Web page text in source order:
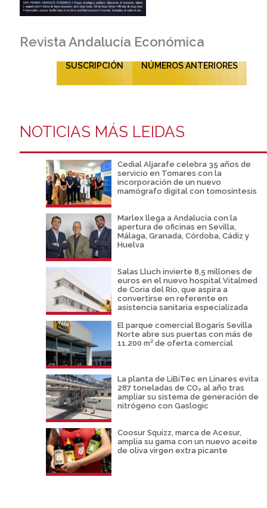
Revista Andalucía Económica
SUSCRIPCIÓN NÚMEROS ANTERIORES
NOTICIAS MÁS LEIDAS
Cedial Aljarafe celebra 35 años de
servicio en Tomares con la
incorporación de un nuevo
mamógrafo digital con tomosíntesis
Marlex llega a Andalucía con la
apertura de oficinas en Sevilla,
Málaga, Granada, Córdoba, Cádiz y
Huelva
Salas Lluch invierte 8,5 millones de
euros en el nuevo hospital Vitalmed
de Coria del Río, que aspira a
convertirse en referente en
asistencia sanitaria especializada
El parque comercial Bogaris Sevilla
Norte abre sus puertas con más de
11.200 m² de oferta comercial
La planta de LiBiTec en Linares evita
287 toneladas de CO₂ al año tras
ampliar su sistema de generación de
nitrógeno con Gaslogic
Coosur Squizz, marca de Acesur,
amplia su gama con un nuevo aceite
de oliva virgen extra picante